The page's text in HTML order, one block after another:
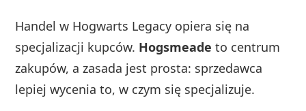
Handel w Hogwarts Legacy opiera się na
specjalizacji kupców. Hogsmeade to centrum
zakupów, a zasada jest prosta: sprzedawca
lepiej wycenia to, w czym się specjalizuje.